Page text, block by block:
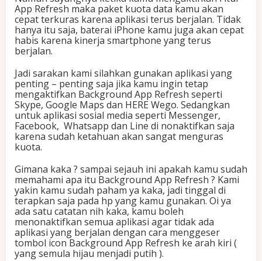
App Refresh maka paket kuota data kamu akan
cepat terkuras karena aplikasi terus berjalan. Tidak
hanya itu saja, baterai iPhone kamu juga akan cepat
habis karena kinerja smartphone yang terus
berjalan.
Jadi sarakan kami silahkan gunakan aplikasi yang
penting – penting saja jika kamu ingin tetap
mengaktifkan Background App Refresh seperti
Skype, Google Maps dan HERE Wego. Sedangkan
untuk aplikasi sosial media seperti Messenger,
Facebook, Whatsapp dan Line di nonaktifkan saja
karena sudah ketahuan akan sangat menguras
kuota.
Gimana kaka ? sampai sejauh ini apakah kamu sudah
memahami apa itu Background App Refresh ? Kami
yakin kamu sudah paham ya kaka, jadi tinggal di
terapkan saja pada hp yang kamu gunakan. Oi ya
ada satu catatan nih kaka, kamu boleh
menonaktifkan semua aplikasi agar tidak ada
aplikasi yang berjalan dengan cara menggeser
tombol icon Background App Refresh ke arah kiri (
yang semula hijau menjadi putih ).